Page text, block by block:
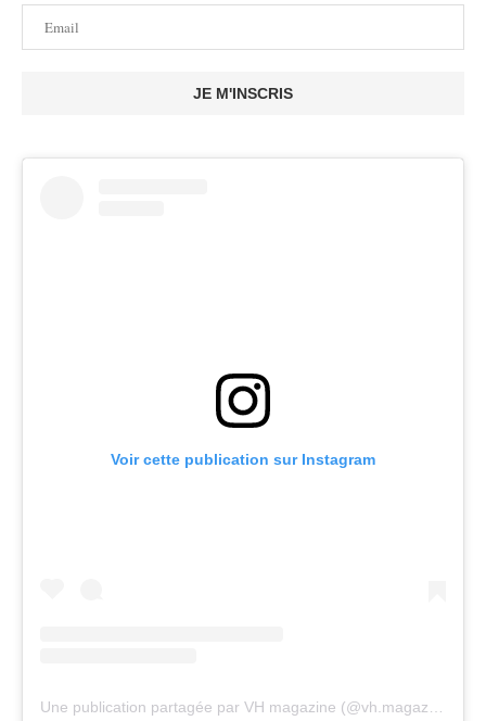
JE M'INSCRIS
Voir cette publication sur Instagram
Une publication partagée par VH magazine (@vh.magazine)